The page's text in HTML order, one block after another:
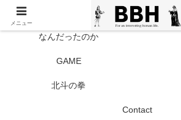
なんだったのか
GAME
北斗の拳
Contact
メニュー